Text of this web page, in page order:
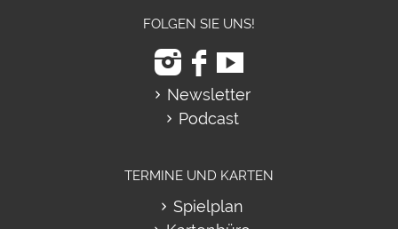
FOLGEN SIE UNS!
Newsletter
Podcast
TERMINE UND KARTEN
Spielplan